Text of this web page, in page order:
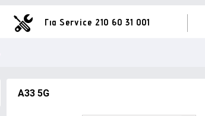
Για Service 210 60 31 001
A33 5G